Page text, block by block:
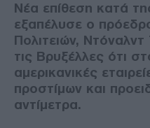
Νέα επίθεση κατά
εξαπέλυσε ο
Πολιτειών,
τις Βρυξέλλες ότι
αμερικανικές
προστίμων και
αντίμετρα.